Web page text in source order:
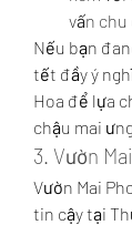
vấn chu
Nếu bạn
tết đầy ý
Hoa để lựa
chậu mai
3. Vườn
Vườn Mai
tin cậy tại